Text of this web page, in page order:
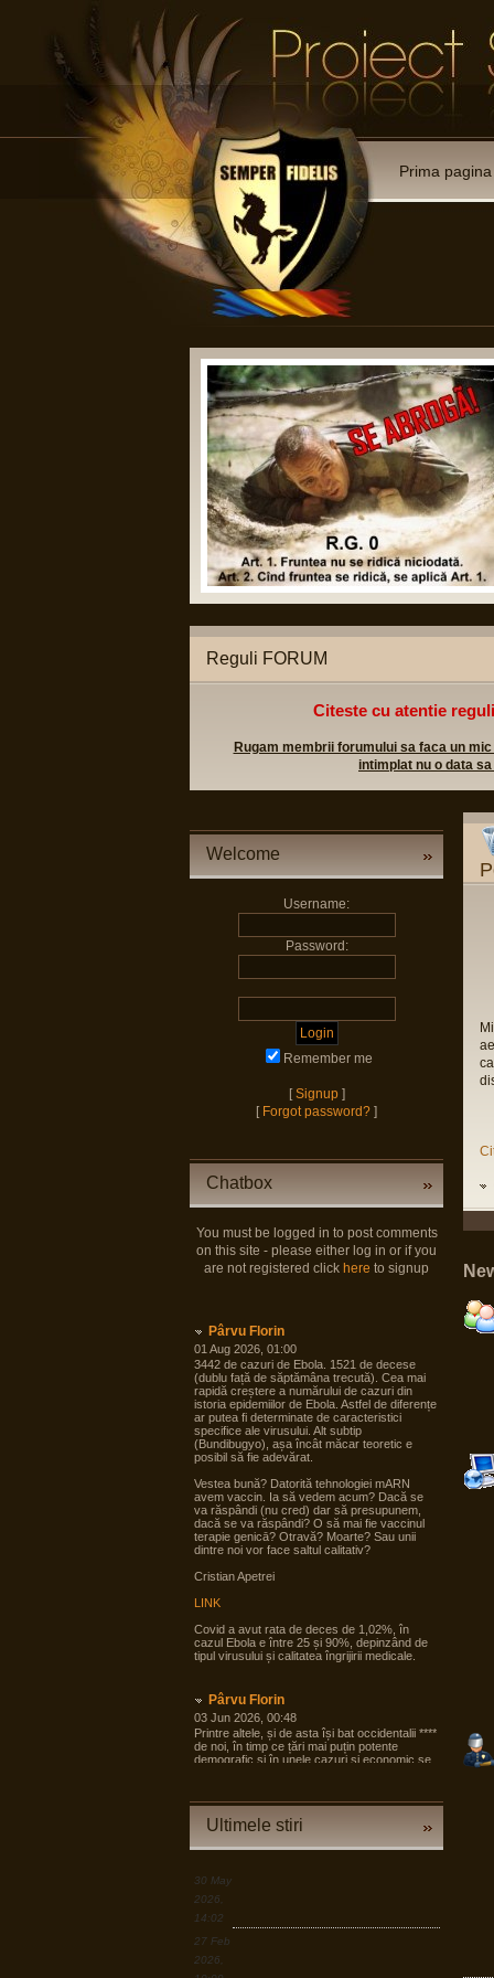
Prima pagina
Reguli FORUM
Citeste cu atentie
Rugam membrii forumului sa faca un
intimplat nu o data
Welcome
Username:
Password:
Remember me
[Signup]
[ Forgot password? ]
Chatbox
You must be logged in to post comments
on this site - please either log in or if you
are not registered click here to signup
Pârvu Florin
01 Aug 2026, 01:00
3442 de cazuri de Ebola. 1521 de decese
(dublu față de săptămâna trecută). Cea mai
rapidă creștere a numărului de cazuri din
istoria epidemiilor de Ebola. Astfel de diferențe
ar putea fi determinate de caracteristici
specifice ale virusului. Alt subtip
(Bundibugyo), așa încât măcar teoretic e
posibil să fie adevărat.
Vestea bună? Datorită tehnologiei mARN
avem vaccin. Ia să vedem acum? Dacă se
va răspândi (nu cred) dar să presupunem,
dacă se va răspândi? O să mai fie vaccinul
terapie genicā? Otravă? Moarte? Sau unii
dintre noi vor face saltul calitativ?
Cristian Apetrei
LINK
Covid a avut rata de deces de 1,02%, în
cazul Ebola e între 25 și 90%, depinzând de
tipul virusului și calitatea îngrijirii medicale.
Pârvu Florin
03 Jun 2026, 00:48
Printre altele, și de asta își bat occidentalii ****
de noi, în timp ce țări mai puțin potente
demografic și în unele cazuri și economic se
din societate, noi încă dezbatem cine e
războiul cea mai bună resursă a Europei sunt
Pârvu Florin
19 Mar 2026, 00:50
Ultimele stiri
30 May
2026,
14:02
27 Feb
2026,